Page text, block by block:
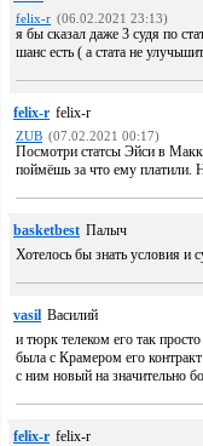
felix-r (06.02.2021 23:13)
я бы сказал даже 3 судя по
шанс есть ( а стата не
felix-r felix-r
ZUB (07.02.2021 00:17)
Посмотри статсы Эйси в
поймёшь за что ему платили.
basketbest Палыч
Хотелось бы знать условия и
vasil Василий
и тюрк телеком его так
была с Крамером его
с ним новый на значительно
felix-r felix-r